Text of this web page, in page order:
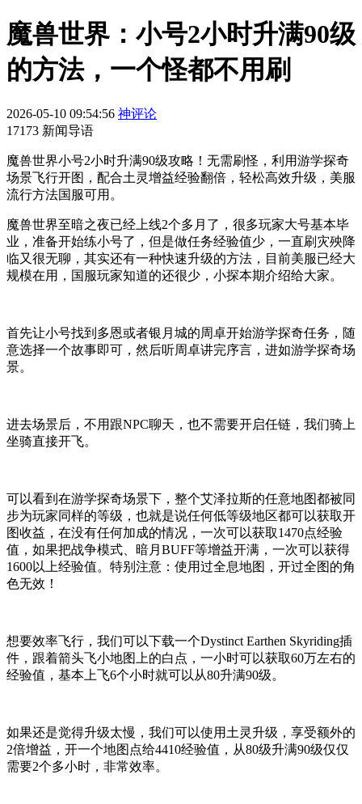
魔兽世界：小号2小时升满90级
的方法，一个怪都不用刷
2026-05-10 09:54:56 神评论
17173 新闻导语
魔兽世界小号2小时升满90级攻略！无需刷怪，利用游学探奇
场景飞行开图，配合土灵增益经验翻倍，轻松高效升级，美服
流行方法国服可用。
魔兽世界至暗之夜已经上线2个多月了，很多玩家大号基本毕
业，准备开始练小号了，但是做任务经验值少，一直刷灾殃降
临又很无聊，其实还有一种快速升级的方法，目前美服已经大
规模在用，国服玩家知道的还很少，小探本期介绍给大家。
首先让小号找到多恩或者银月城的周卓开始游学探奇任务，随
意选择一个故事即可，然后听周卓讲完序言，进如游学探奇场
景。
进去场景后，不用跟NPC聊天，也不需要开启任链，我们骑上
坐骑直接开飞。
可以看到在游学探奇场景下，整个艾泽拉斯的任意地图都被同
步为玩家同样的等级，也就是说任何低等级地区都可以获取开
图收益，在没有任何加成的情况，一次可以获取1470点经验
值，如果把战争模式、暗月BUFF等增益开满，一次可以获得
1600以上经验值。特别注意：使用过全息地图，开过全图的角
色无效！
想要效率飞行，我们可以下载一个Dystinct Earthen Skyriding插
件，跟着箭头飞小地图上的白点，一小时可以获取60万左右的
经验值，基本上飞6个小时就可以从80升满90级。
如果还是觉得升级太慢，我们可以使用土灵升级，享受额外的
2倍增益，开一个地图点给4410经验值，从80级升满90级仅仅
需要2个多小时，非常效率。